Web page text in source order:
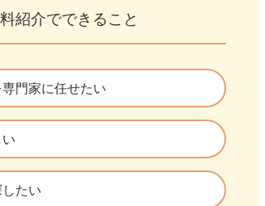
紹介でできること
門家に任せたい
たい